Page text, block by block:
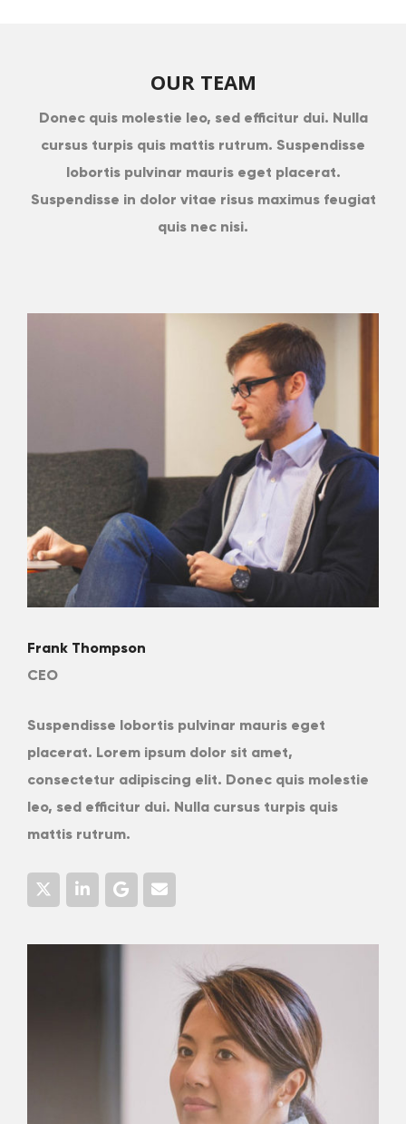
OUR TEAM
Donec quis molestie leo, sed efficitur dui. Nulla
cursus turpis quis mattis rutrum. Suspendisse
lobortis pulvinar mauris eget placerat.
Suspendisse in dolor vitae risus maximus feugiat
quis nec nisi.
Frank Thompson
CEO
Suspendisse lobortis pulvinar mauris eget
placerat. Lorem ipsum dolor sit amet,
consectetur adipiscing elit. Donec quis molestie
leo, sed efficitur dui. Nulla cursus turpis quis
mattis rutrum.